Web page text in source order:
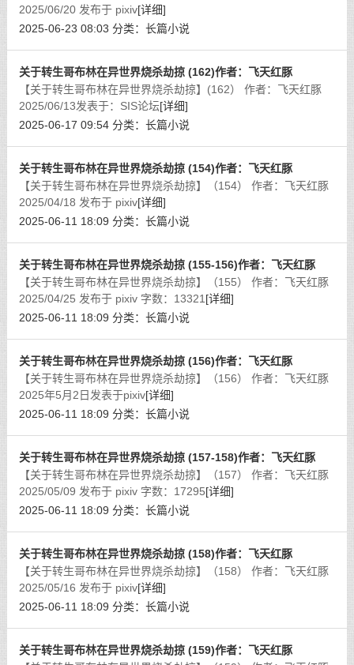
2025/06/20 发布于 pixiv[详细]
2025-06-23 08:03 分类： 长篇小说
关于转生哥布林在异世界烧杀劫掠 (162)作者：飞天红豚
【关于转生哥布林在异世界烧杀劫掠】(162） 作者：飞天红豚
2025/06/13发表于：SIS论坛[详细]
2025-06-17 09:54 分类： 长篇小说
关于转生哥布林在异世界烧杀劫掠 (154)作者：飞天红豚
【关于转生哥布林在异世界烧杀劫掠】（154） 作者：飞天红豚
2025/04/18 发布于 pixiv[详细]
2025-06-11 18:09 分类： 长篇小说
关于转生哥布林在异世界烧杀劫掠 (155-156)作者：飞天红豚
【关于转生哥布林在异世界烧杀劫掠】（155） 作者：飞天红豚
2025/04/25 发布于 pixiv 字数：13321 [详细]
2025-06-11 18:09 分类： 长篇小说
关于转生哥布林在异世界烧杀劫掠 (156)作者：飞天红豚
【关于转生哥布林在异世界烧杀劫掠】（156） 作者：飞天红豚
2025年5月2日发表于pixiv[详细]
2025-06-11 18:09 分类： 长篇小说
关于转生哥布林在异世界烧杀劫掠 (157-158)作者：飞天红豚
【关于转生哥布林在异世界烧杀劫掠】（157） 作者：飞天红豚
2025/05/09 发布于 pixiv 字数：17295[详细]
2025-06-11 18:09 分类： 长篇小说
关于转生哥布林在异世界烧杀劫掠 (158)作者：飞天红豚
【关于转生哥布林在异世界烧杀劫掠】（158） 作者：飞天红豚
2025/05/16 发布于 pixiv[详细]
2025-06-11 18:09 分类： 长篇小说
关于转生哥布林在异世界烧杀劫掠 (159)作者：飞天红豚